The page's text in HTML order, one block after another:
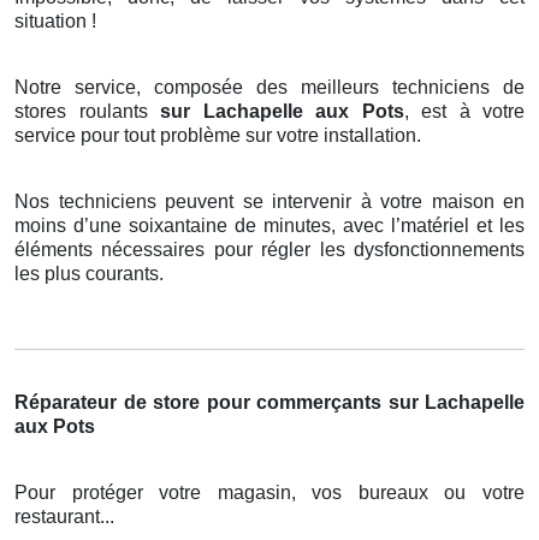
situation !
Notre service, composée des meilleurs techniciens de
stores roulants sur Lachapelle aux Pots, est à votre
service pour tout problème sur votre installation.
Nos techniciens peuvent se intervenir à votre maison en
moins d’une soixantaine de minutes, avec l’matériel et les
éléments nécessaires pour régler les dysfonctionnements
les plus courants.
Réparateur de store pour commerçants sur Lachapelle
aux Pots
Pour protéger votre magasin, vos bureaux ou votre
restaurant...